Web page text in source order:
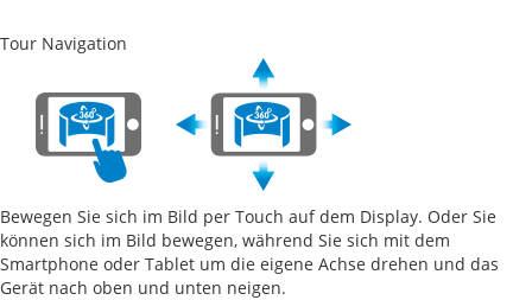
Tour Navigation
Bewegen Sie sich im Bild per Touch auf dem Display. Oder Sie
können sich im Bild bewegen, während Sie sich mit dem
Smartphone oder Tablet um die eigene Achse drehen und das
Gerät nach oben und unten neigen.